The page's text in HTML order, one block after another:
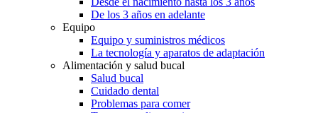
De los 3 años en adelante
Equipo
Equipo y suministros médicos
La tecnología y aparatos de adaptación
Alimentación y salud bucal
Salud bucal
Cuidado dental
Problemas para comer